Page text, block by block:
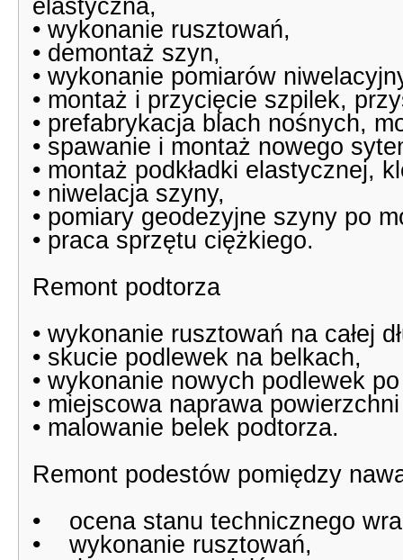
elastyczna,
• wykonanie rusztowań,
• demontaż szyn,
• wykonanie pomiarów
• montaż i przycięcie szpilek,
• prefabrykacja blach nośnych,
• spawanie i montaż nowego
• montaż podkładki elastycznej,
• niwelacja szyny,
• pomiary geodezyjne szyny po
• praca sprzętu ciężkiego.
Remont podtorza
• wykonanie rusztowań na całej
• skucie podlewek na belkach,
• wykonanie nowych podlewek
• miejscowa naprawa
• malowanie belek podtorza.
Remont podestów pomiędzy
• ocena stanu technicznego
• wykonanie rusztowań,